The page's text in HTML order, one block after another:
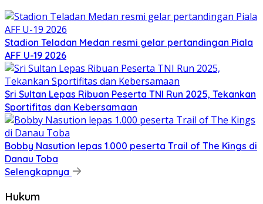
Stadion Teladan Medan resmi gelar pertandingan Piala
AFF U-19 2026
Sri Sultan Lepas Ribuan Peserta TNI Run 2025, Tekankan
Sportifitas dan Kebersamaan
Bobby Nasution lepas 1.000 peserta Trail of The Kings di
Danau Toba
Selengkapnya
Hukum